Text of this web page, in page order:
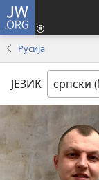
JW.ORG
Русија
ЈЕЗИК